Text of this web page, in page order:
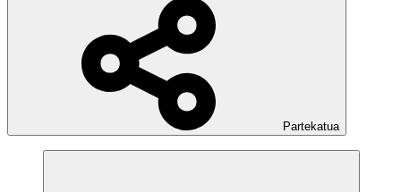
Partekatua